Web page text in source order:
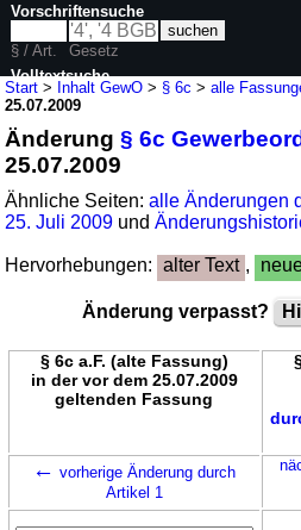
Start > Inhalt GewO > § 6c >alle
25.07.2009
Änderung§ 6c
25.07.2009
Ähnliche Seiten:alle Änderungen
25. Juli 2009 und
Hervorhebungen: alter Text ,
Änderung verpasst?
§ 6c a.F. (alte Fassung)
in der vor dem 25.07.2009
geltenden Fassung
← vorherige Änderung durch
Artikel 1
Vorschriftensuche
§ / Art.
Gesetz
Volltextsuche